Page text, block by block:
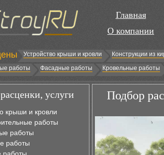
Главная
О компании
Устройство крыши и кровли Конструкции из
работы
Фасадные работы Кровельные работы
услуги
крыши и кровли
работы
работы
работы
Подбор